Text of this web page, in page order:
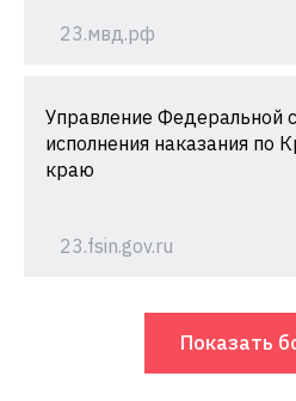
23.мвд.рф
Управление Федеральной
исполнения наказания по
краю
23.fsin.gov.ru
Показать